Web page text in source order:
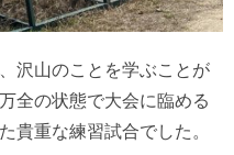
沢山のことを学ぶことが
全の状態で大会に臨める
貴重な練習試合でした。